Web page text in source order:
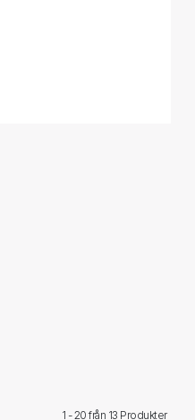
1 - 20 från 13 Produkter